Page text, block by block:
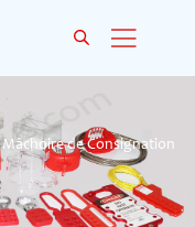
Mâchoire de Consignation